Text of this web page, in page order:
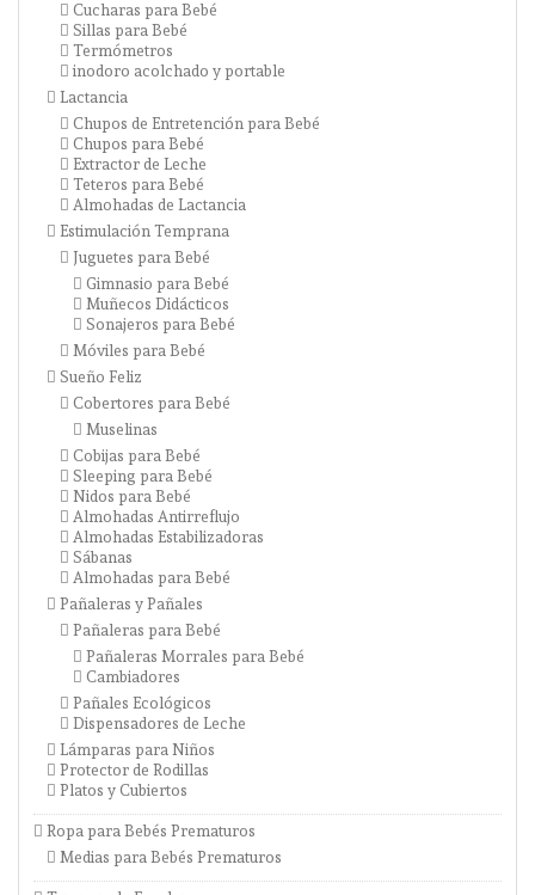
Cucharas para Bebé
Sillas para Bebé
Termómetros
inodoro acolchado y portable
Lactancia
Chupos de Entretención para Bebé
Chupos para Bebé
Extractor de Leche
Teteros para Bebé
Almohadas de Lactancia
Estimulación Temprana
Juguetes para Bebé
Gimnasio para Bebé
Muñecos Didácticos
Sonajeros para Bebé
Móviles para Bebé
Sueño Feliz
Cobertores para Bebé
Muselinas
Cobijas para Bebé
Sleeping para Bebé
Nidos para Bebé
Almohadas Antirreflujo
Almohadas Estabilizadoras
Sábanas
Almohadas para Bebé
Pañaleras y Pañales
Pañaleras para Bebé
Pañaleras Morrales para Bebé
Cambiadores
Pañales Ecológicos
Dispensadores de Leche
Lámparas para Niños
Protector de Rodillas
Platos y Cubiertos
Ropa para Bebés Prematuros
Medias para Bebés Prematuros